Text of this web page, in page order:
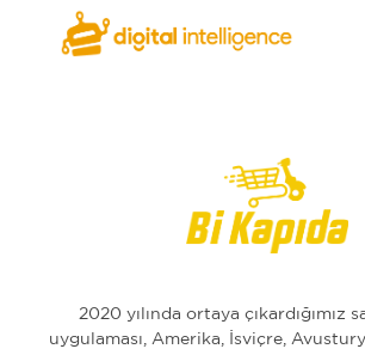
2020 yılında ortaya çıkardığımız
uygulaması, Amerika, İsviçre,